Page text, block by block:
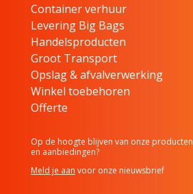
Container verhuur
Levering Big Bags
Handelsproducten
Groot Transport
Opslag & afvalverwerking
Winkel toebehoren
Offerte
Op de hoogte blijven van onze producten
en aanbiedingen?
Meld je aan voor onze nieuwsbrief